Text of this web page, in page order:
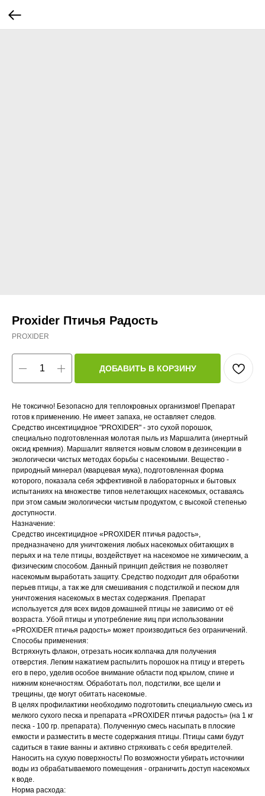
Proxider Птичья Радость
PROXIDER
ДОБАВИТЬ В КОРЗИНУ
Не токсично! Безопасно для теплокровных организмов! Препарат
готов к применению. Не имеет запаха, не оставляет следов.
Средство инсектицидное "PROXIDER" - это сухой порошок,
специально подготовленная молотая пыль из Маршалита (инертный
оксид кремния). Маршалит является новым словом в дезинсекции в
экологически чистых методах борьбы с насекомыми. Вещество -
природный минерал (кварцевая мука), подготовленная форма
которого, показала себя эффективной в лабораторных и бытовых
испытаниях на множестве типов нелетающих насекомых, оставаясь
при этом самым экологически чистым продуктом, с высокой степенью
доступности.
Назначение:
Средство инсектицидное «PROXIDER птичья радость»,
предназначено для уничтожения любых насекомых обитающих в
перьях и на теле птицы, воздействует на насекомое не химическим, а
физическим способом. Данный принцип действия не позволяет
насекомым выработать защиту. Средство подходит для обработки
перьев птицы, а так же для смешивания с подстилкой и песком для
уничтожения насекомых в местах содержания. Препарат
используется для всех видов домашней птицы не зависимо от её
возраста. Убой птицы и употребление яиц при использовании
«PROXIDER птичья радость» может производиться без ограничений.
Способы применения:
Встряхнуть флакон, отрезать носик колпачка для получения
отверстия. Легким нажатием распылить порошок на птицу и втереть
его в перо, уделив особое внимание области под крылом, спине и
нижним конечностям. Обработать пол, подстилки, все щели и
трещины, где могут обитать насекомые.
В целях профилактики необходимо подготовить специальную смесь из
мелкого сухого песка и препарата «PROXIDER птичья радость» (на 1 кг
песка - 100 гр. препарата). Полученную смесь насыпать в плоские
емкости и разместить в месте содержания птицы. Птицы сами будут
садиться в такие ванны и активно стряхивать с себя вредителей.
Наносить на сухую поверхность! По возможности убирать источники
воды из обрабатываемого помещения - ограничить доступ насекомых
к воде.
Норма расхода: